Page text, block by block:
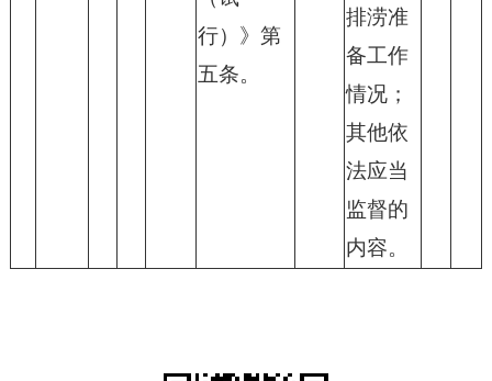
行）》第
五条。
排涝准
备工作
情况；
其他依
法应当
监督的
内容。